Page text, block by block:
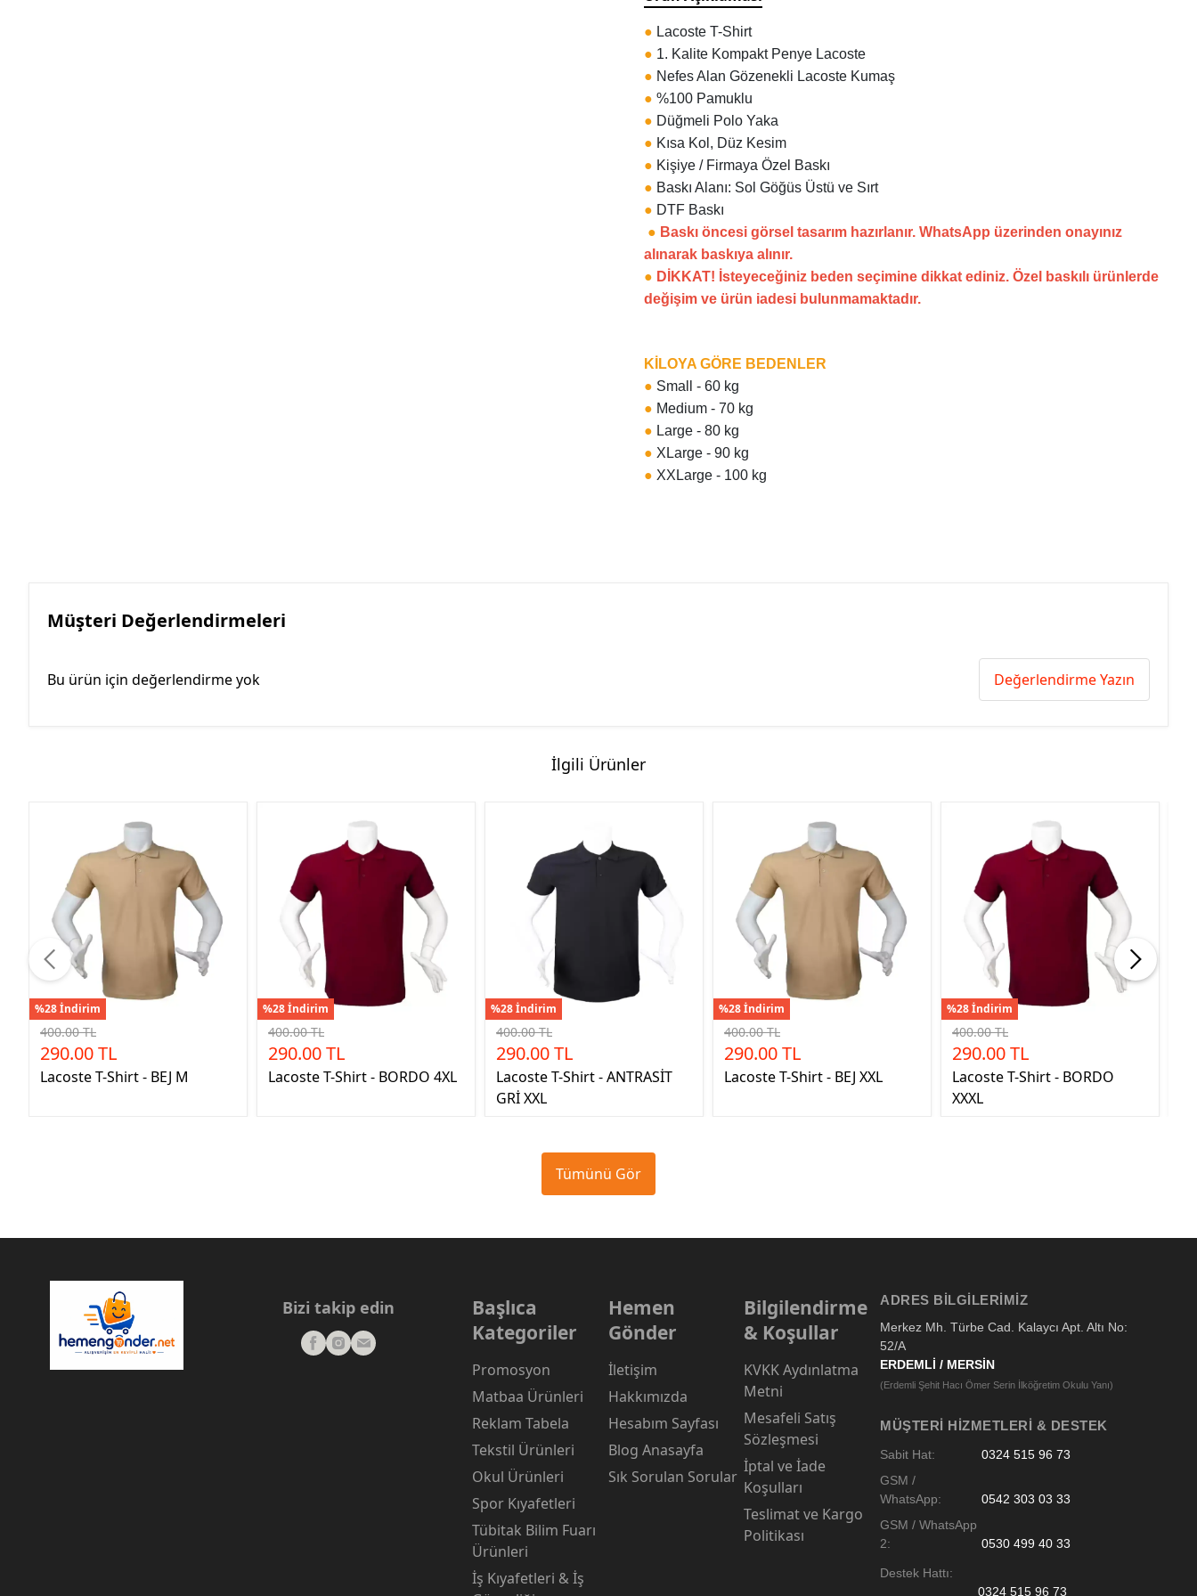
● Lacoste T-Shirt
● 1. Kalite Kompakt Penye Lacoste
● Nefes Alan Gözenekli Lacoste Kumaş
●%100 Pamuklu
● Düğmeli Polo Yaka
● Kısa Kol, Düz Kesim
● Kişiye / Firmaya Özel Baskı
● Baskı Alanı: Sol Göğüs Üstü ve Sırt
● DTF Baskı
● Baskı öncesi görsel tasarım hazırlanır. WhatsApp üzerinden onayınız
alınarak baskıya alınır.
● DİKKAT! İsteyeceğiniz beden seçimine dikkat ediniz. Özel baskılı ürünlerde
değişim ve ürün iadesi bulunmamaktadır.
KİLOYA GÖRE BEDENLER
● Small - 60 kg
● Medium - 70 kg
● Large - 80 kg
● XLarge - 90 kg
● XXLarge - 100 kg
Müşteri Değerlendirmeleri
Bu ürün için değerlendirme yok Değerlendirme Yazın
İlgili Ürünler
%28 İndirim
400.00 TL
290.00 TL
Lacoste T-Shirt - BEJ M
%28 İndirim
400.00 TL
290.00 TL
Lacoste T-Shirt - BORDO 4XL
%28 İndirim
400.00 TL
290.00 TL
Lacoste T-Shirt - ANTRASİT
GRİ XXL
%28 İndirim
400.00 TL
290.00 TL
Lacoste T-Shirt - BEJ XXL
%28 İndirim
400.00 TL
290.00 TL
Lacoste T-Shirt - BORDO
XXXL
Tümünü Gör
Bizi takip edin
Başlıca
Kategoriler
Promosyon
Matbaa Ürünleri
Reklam Tabela
Tekstil Ürünleri
Okul Ürünleri
Spor Kıyafetleri
Tübitak Bilim Fuarı
Ürünleri
İş Kıyafetleri & İş
Hemen
Gönder
İletişim
Hakkımızda
Hesabım Sayfası
Blog Anasayfa
Sık Sorulan Sorular
Bilgilendirme
& Koşullar
KVKK Aydınlatma
Metni
Mesafeli Satış
Sözleşmesi
İptal ve İade
Koşulları
Teslimat ve Kargo
Politikası
ADRES BILGILERIMIZ
Merkez Mh. Türbe Cad. Kalaycı Apt. Altı No:
52/A
ERDEMLİ / MERSİN
(Erdemli Şehit Hacı Ömer Serin İlköğretim Okulu Yanı)
MÜŞTERI HIZMETLERI & DESTEK
Sabit Hat:
0324 515 96 73
GSM /
WhatsApp:
0542 303 03 33
GSM / WhatsApp
2:
0530 499 40 33
Destek Hattı:
0324 515 96 73